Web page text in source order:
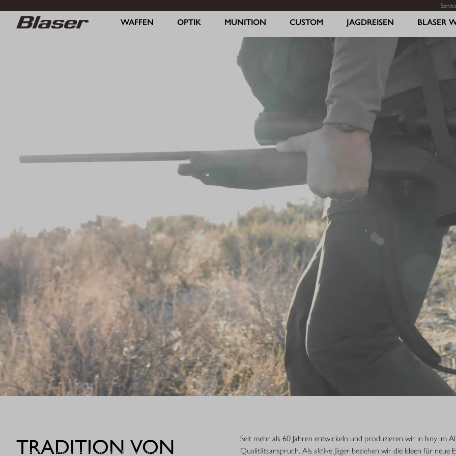
WAFFEN OPTIK MUNITION CUSTOM JAGDREISEN BLASER
Extrem robust. Extrem zuverlässig: Sie ist die nächste Evolutionsstufe einer Legende. Die R8 Professional 2.0 ist
TRADITION VON
Seit mehr als 60 Jahren entwickeln und produzieren wir in Isny im
Qualitätsanspruch. Als aktive Jäger beziehen wir die Ideen für